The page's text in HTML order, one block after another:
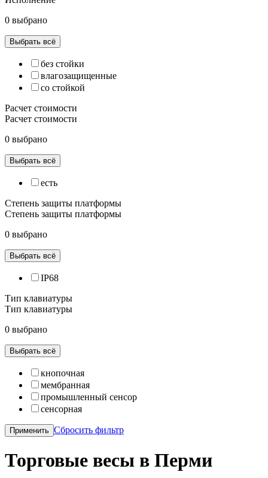
0 выбрано
Выбрать всё
без стойки
влагозащищенные
со стойкой
Расчет стоимости
Расчет стоимости
0 выбрано
Выбрать всё
есть
Степень защиты платформы
Степень защиты платформы
0 выбрано
Выбрать всё
IP68
Тип клавиатуры
Тип клавиатуры
0 выбрано
Выбрать всё
кнопочная
мембранная
промышленный сенсор
сенсорная
Применить Сбросить фильтр
Торговые весы в Перми